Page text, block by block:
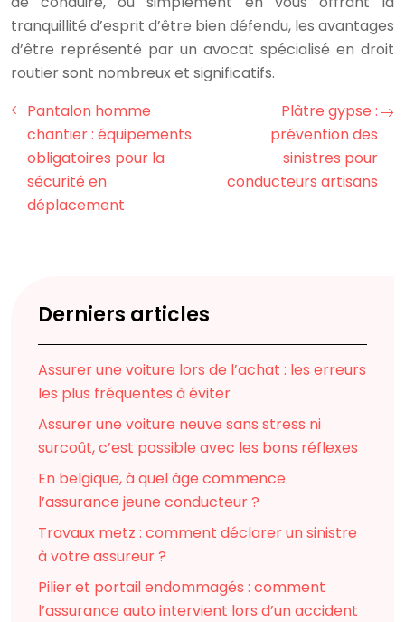
tranquillité d’esprit d’être bien défendu, les avantages
d’être représenté par un avocat spécialisé en droit
routier sont nombreux et significatifs.
Pantalon homme
chantier : équipements
obligatoires pour la
sécurité en
déplacement
Plâtre gypse :
prévention des
sinistres pour
conducteurs artisans
Derniers articles
Assurer une voiture lors de l’achat : les erreurs
les plus fréquentes à éviter
Assurer une voiture neuve sans stress ni
surcoût, c’est possible avec les bons réflexes
En belgique, à quel âge commence
l’assurance jeune conducteur ?
Travaux metz : comment déclarer un sinistre
à votre assureur ?
Pilier et portail endommagés : comment
l’assurance auto intervient lors d’un accident